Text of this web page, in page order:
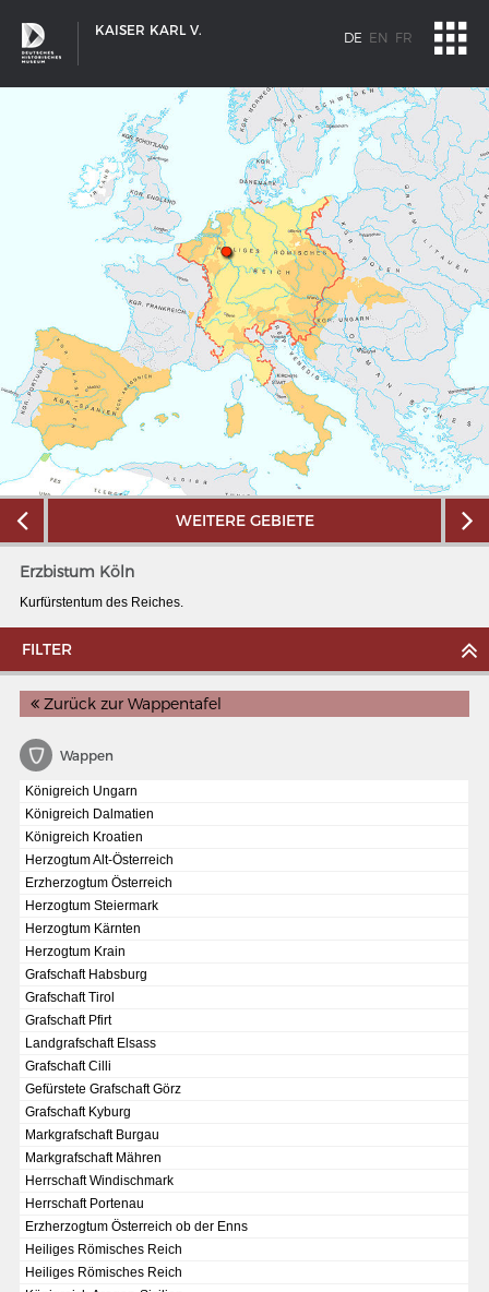
KAISER KARL V. DE EN FR
SCHIFFSTYPEN
Entwicklungen im europäischen Schiffbau
MERIANS DEUTSCHLAND 1642 - 1654
Interaktive Karte
Bildergalerie Topographia Germaniae
Impressum
Wissenswert
FILTER
Zurück zur Wappentafel
Wappen
Königreich Ungarn
Königreich Dalmatien
Königreich Kroatien
Herzogtum Alt-Österreich
Erzherzogtum Österreich
Herzogtum Steiermark
Herzogtum Kärnten
Herzogtum Krain
Grafschaft Habsburg
Grafschaft Tirol
Grafschaft Pfirt
Landgrafschaft Elsass
Grafschaft Cilli
Gefürstete Grafschaft Görz
Grafschaft Kyburg
Markgrafschaft Burgau
Markgrafschaft Mähren
Herrschaft Windischmark
Herrschaft Portenau
Erzherzogtum Österreich ob der Enns
Heiliges Römisches Reich
Heiliges Römisches Reich
WEITERE GEBIETE
Erzbistum Köln
Kurfürstentum des Reiches.